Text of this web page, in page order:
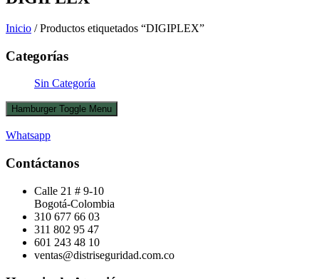
Inicio / Productos etiquetados “DIGIPLEX”
Categorías
Sin Categoría
Hamburger Toggle Menu
Whatsapp
Contáctanos
Calle 21 # 9-10
Bogotá-Colombia
310 677 66 03
311 802 95 47
601 243 48 10
ventas@distriseguridad.com.co